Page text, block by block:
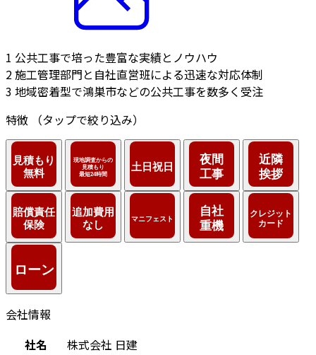
1 公共工事で培った豊富な実績とノウハウ
2施工管理部門と自社直営班による迅速な対応体制
3 地域密着型で鴻巣市などの公共工事を数多く受注
特徴
（タップで絞り込み）
会社情報
社名
株式会社 日建